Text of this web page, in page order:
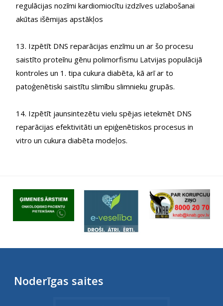
regulācijas nozīmi kardiomiocītu izdzīves uzlabošanai
akūtas išēmijas apstākļos
13. Izpētīt DNS reparācijas enzīmu un ar šo procesu
saistīto proteīnu gēnu polimorfismu Latvijas populācijā
kontroles un 1. tipa cukura diabēta, kā arī ar to
patoģenētiski saistītu slimību slimnieku grupās.
14. Izpētīt jaunsintezētu vielu spējas ietekmēt DNS
reparācijas efektivitāti un epiģenētiskos procesus in
vitro un cukura diabēta modeļos.
Noderīgas saites